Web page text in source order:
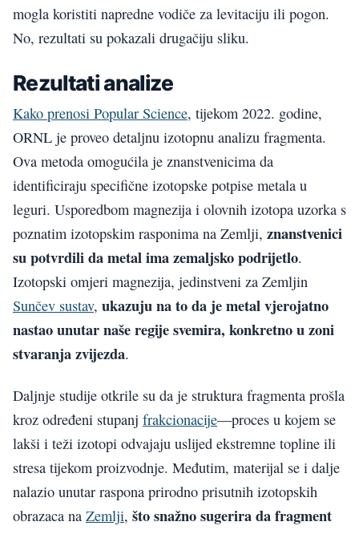
mogla koristiti napredne vodiče za levitaciju ili pogon.
No, rezultati su pokazali drugačiju sliku.
Rezultati analize
Kako prenosi Popular Science, tijekom 2022. godine,
ORNL je proveo detaljnu izotopnu analizu fragmenta.
Ova metoda omogućila je znanstvenicima da
identificiraju specifične izotopske potpise metala u
leguri. Usporedbom magnezija i olovnih izotopa uzorka s
poznatim izotopskim rasponima na Zemlji, znanstvenici
su potvrdili da metal ima zemaljsko podrijetlo.
Izotopski omjeri magnezija, jedinstveni za Zemljin
Sunčev sustav, ukazuju na to da je metal vjerojatno
nastao unutar naše regije svemira, konkretno u zoni
stvaranja zvijezda.
Daljnje studije otkrile su da je struktura fragmenta prošla
kroz određeni stupanj frakcionacije—proces u kojem se
lakši i teži izotopi odvajaju uslijed ekstremne topline ili
stresa tijekom proizvodnje. Međutim, materijal se i dalje
nalazio unutar raspona prirodno prisutnih izotopskih
obrazaca na Zemlji, što snažno sugerira da fragment